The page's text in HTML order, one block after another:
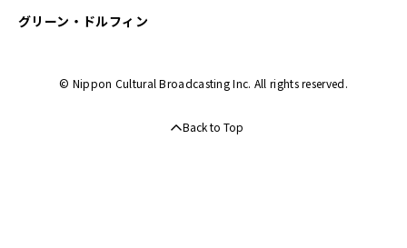
グリーン・ドルフィン
© Nippon Cultural Broadcasting Inc. All rights reserved.
Back to Top